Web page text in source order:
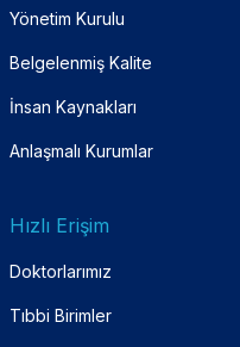
Yönetim Kurulu
Belgelenmiş Kalite
İnsan Kaynakları
Anlaşmalı Kurumlar
Hızlı Erişim
Doktorlarımız
Tıbbi Birimler